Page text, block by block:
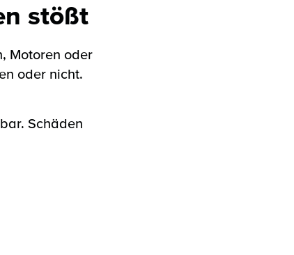
stößt
Motoren oder
oder nicht.
Schäden